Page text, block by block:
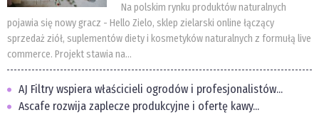
Na polskim rynku produktów naturalnych
pojawia się nowy gracz - Hello Zielo, sklep zielarski online łączący
sprzedaż ziół, suplementów diety i kosmetyków naturalnych z formułą live
commerce. Projekt stawia na...
AJ Filtry wspiera właścicieli ogrodów i profesjonalistów...
Ascafe rozwija zaplecze produkcyjne i ofertę kawy...